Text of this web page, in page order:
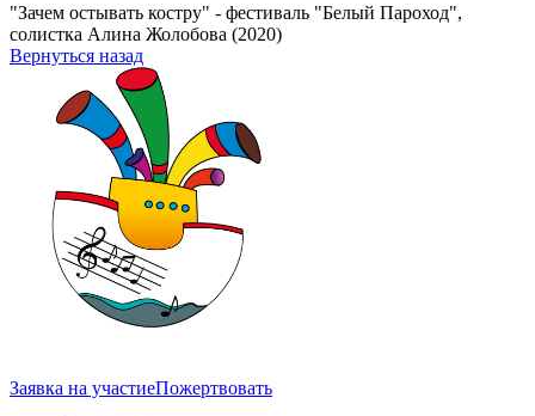
"Зачем остывать костру" - фестиваль "Белый Пароход",
солистка Алина Жолобова (2020)
Вернуться назад
Заявка на участиеПожертвовать